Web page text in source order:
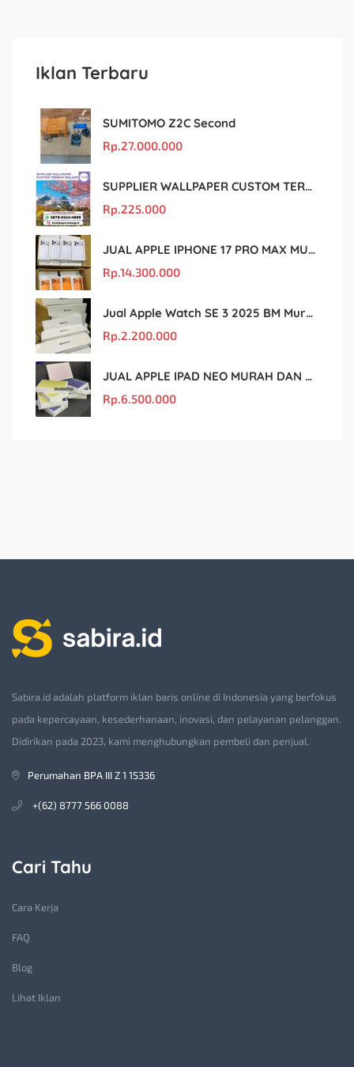
Iklan Terbaru
SUMITOMO Z2C Second
Rp.27.000.000
SUPPLIER WALLPAPER CUSTOM TERBAIK MALANG
Rp.225.000
JUAL APPLE IPHONE 17 PRO MAX MURAH DAN ORIGINAL
Rp.14.300.000
Jual Apple Watch SE 3 2025 BM Murah Dan original
Rp.2.200.000
JUAL APPLE IPAD NEO MURAH DAN ORIGINAL
Rp.6.500.000
Sabira.id adalah platform iklan baris online di Indonesia yang berfokus
pada kepercayaan, kesederhanaan, inovasi, dan pelayanan pelanggan.
Didirikan pada 2023, kami menghubungkan pembeli dan penjual.
Perumahan BPA III Z 1 15336
+(62) 8777 566 0088
Cari Tahu
Cara Kerja
FAQ
Blog
Lihat Iklan